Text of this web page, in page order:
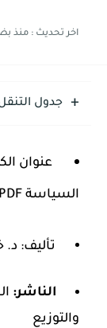
اخر تحديث :منذ
جدول
عنوان
السياسة PDF
تأليف: د.
الناشر:
والتوزيع